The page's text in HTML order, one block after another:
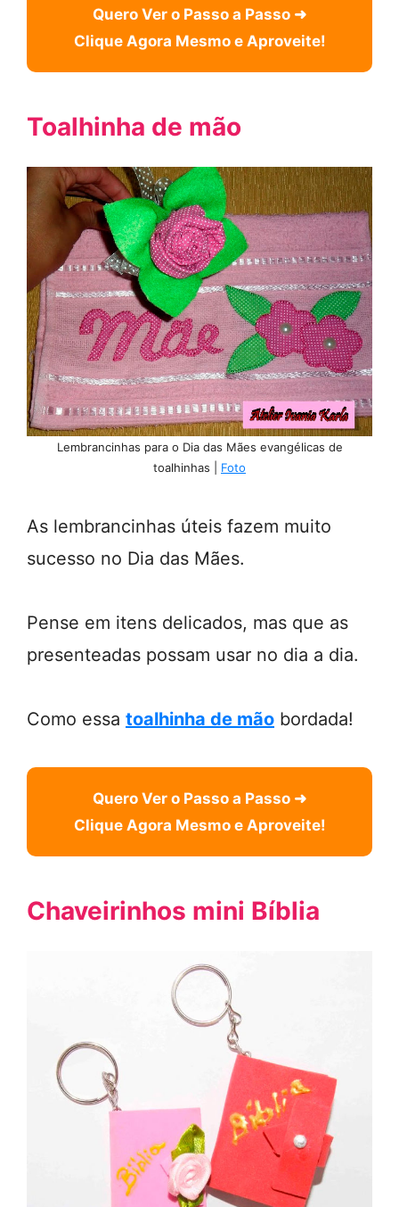
Quero Ver o Passo a Passo ➜
Clique Agora Mesmo e Aproveite!
Toalhinha de mão
Lembrancinhas para o Dia das Mães evangélicas de
toalhinhas | Foto
As lembrancinhas úteis fazem muito
sucesso no Dia das Mães.
Pense em itens delicados, mas que as
presenteadas possam usar no dia a dia.
Como essa toalhinha de mão bordada!
Quero Ver o Passo a Passo ➜
Clique Agora Mesmo e Aproveite!
Chaveirinhos mini Bíblia